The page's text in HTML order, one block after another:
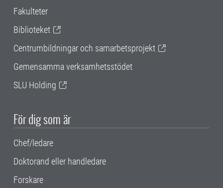
Fakulteter
Biblioteket
Centrumbildningar och samarbetsprojekt
Gemensamma verksamhetsstödet
SLU Holding
För dig som är
Chef/ledare
Doktorand eller handledare
Forskare